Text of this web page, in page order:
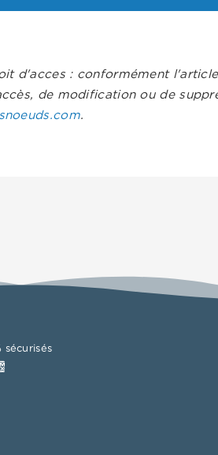
d'acces : conformément
de modification ou de
.
sécurisés